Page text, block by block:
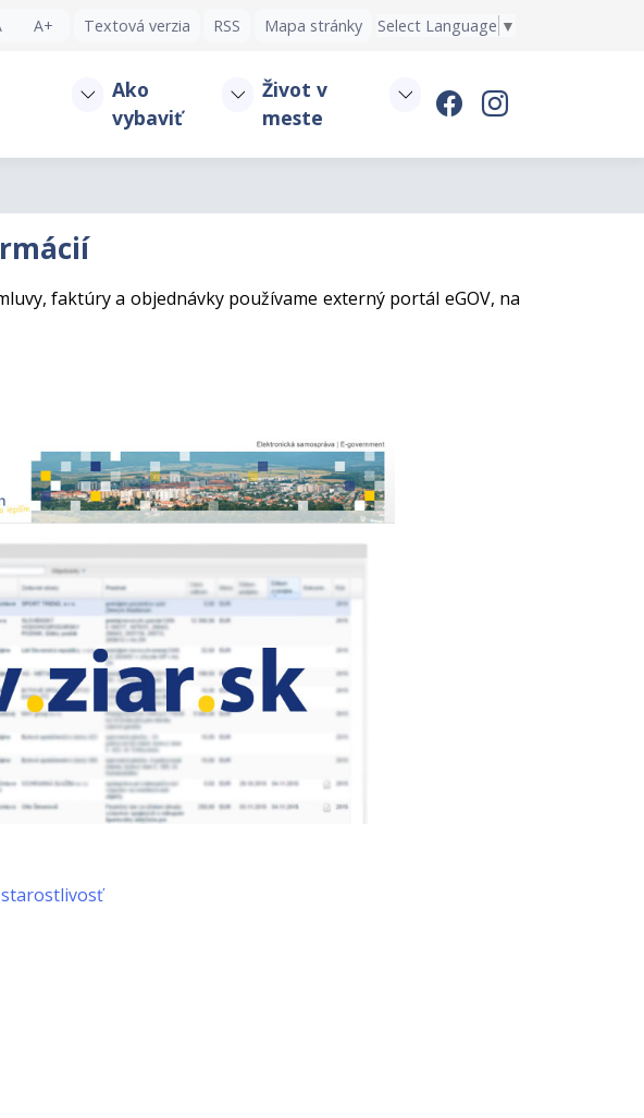
A+ Textová verzia RSS Mapa stránky Select Language ▼
Ako
vybaviť
Život v
meste
faktúry a objednávky používame externý portál eGOV, na
starostlivosť